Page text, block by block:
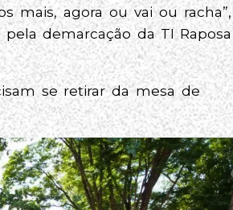
mais, agora ou vai ou racha”,
demarcação da TI Raposa
se retirar da mesa de